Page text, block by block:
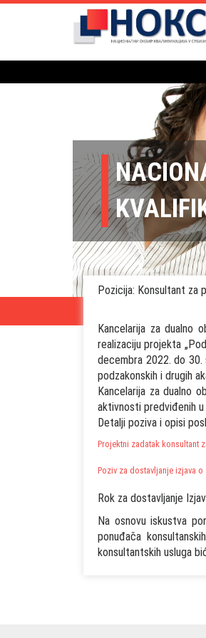
Pozicija: Konsultant za
Kancelarija za dualno
realizaciju projekta
decembra 2022. do 30.
podzakonskih i drugih
Kancelarija za dualno
aktivnosti predviđenih
Detalji poziva i opisi
Projektni zadatak konsultant
Poziv za dostavljanje izjava
Rok za dostavljanje
Na osnovu iskustva
ponuđača
konsultantskih usluga